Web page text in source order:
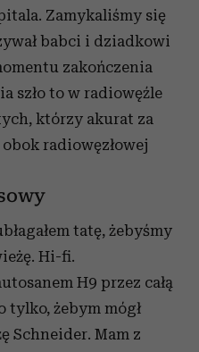
Zamykaliśmy się
babci i dziadkowi
zakończenia
szło to w radiowęźle
którzy akurat za
radiowęzłowej
tatę, żebyśmy
Hi-fi.
H9 przez całą
tylko, żebym mógł
Schneider. Mam z